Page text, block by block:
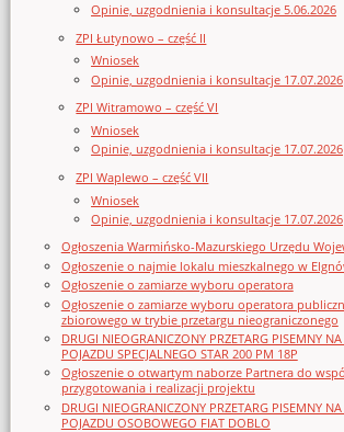
Opinie, uzgodnienia i konsultacje 5.06.2026
ZPI Łutynowo – część II
Wniosek
Opinie, uzgodnienia i konsultacje 17.07.2026
ZPI Witramowo – część VI
Wniosek
Opinie, uzgodnienia i konsultacje 17.07.2026
ZPI Waplewo – część VII
Wniosek
Opinie, uzgodnienia i konsultacje 17.07.2026
Ogłoszenia Warmińsko-Mazurskiego Urzędu
Ogłoszenie o najmie lokalu mieszkalnego w
Ogłoszenie o zamiarze wyboru operatora
Ogłoszenie o zamiarze wyboru operatora
zbiorowego w trybie przetargu nieograniczonego
DRUGI NIEOGRANICZONY PRZETARG PISEMNY NA
POJAZDU SPECJALNEGO STAR 200 PM 18P
Ogłoszenie o otwartym naborze Partnera do
przygotowania i realizacji projektu
DRUGI NIEOGRANICZONY PRZETARG PISEMNY NA
POJAZDU OSOBOWEGO FIAT DOBLO